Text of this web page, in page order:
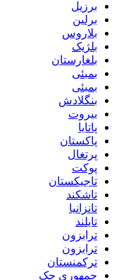
برزیل
برلین
بلاروس
بلژیک
بلغارستان
بمبئی
بمبئی
بنگلادش
بیروت
پاتایا
پاکستان
پرتغال
پوکت
تاجیکستان
تاشکند
تانزانیا
تایلند
ترابزون
ترابزون
ترکمنستان
جمهوری چک